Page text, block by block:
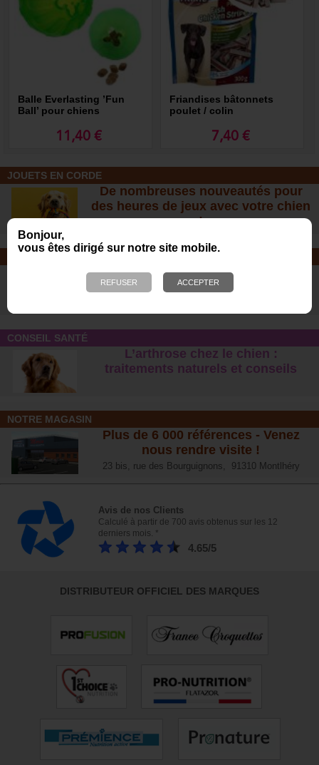
Bonjour,
vous êtes dirigé sur notre site mobile.
Balle Everlasting ’Fun
Ball’ pour chiens
11,40 €
Friandises bâtonnets
poulet / colin
7,40 €
JOUETS EN CORDE
De nombreuses nouveautés pour
des heures de jeux avec votre chien
!
SOINS ET SHAMPOOING
Tout pour l'hygiène et les soins de
votre chien !
CONSEIL SANTÉ
L’arthrose chez le chien :
traitements naturels et conseil s
NOTRE MAGASIN
Plus de 6 000 références - Venez
nous rendre visite !
23 bis, rue des Bourguignons, 91310 Montlhéry
Avis de nos Clients
Calculé à partir de 700 avis obtenus sur les 12
derniers mois. *
4.65/5
DISTRIBUTEUR OFFICIEL DES MARQUES